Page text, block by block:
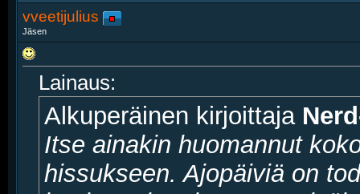
vveetijulius
Jäsen
Lainaus:
Alkuperäinen kirjoittaja
Itse ainakin huomannut
hissukseen. Ajopäiviä on